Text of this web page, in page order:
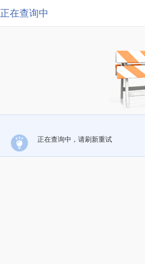
正在查询中
正在查询中，请刷新重试